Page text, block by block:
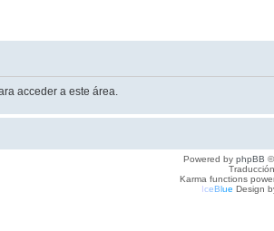
acceder a este área.
Powered by phpBB
Karma functions
IceBlue Design